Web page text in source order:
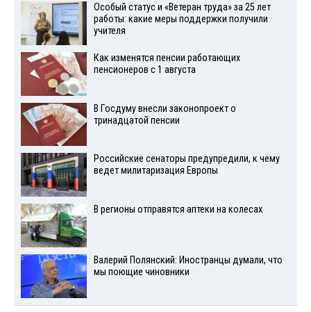
Особый статус и «Ветеран труда» за 25 лет
работы: какие меры поддержки получили
учителя
Как изменятся пенсии работающих
пенсионеров с 1 августа
В Госдуму внесли законопроект о
тринадцатой пенсии
Российские сенаторы предупредили, к чему
ведет милитаризация Европы
В регионы отправятся аптеки на колесах
Валерий Полянский: Иностранцы думали, что
мы поющие чиновники